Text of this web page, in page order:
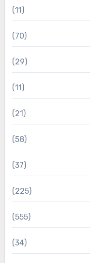
(11)
(70)
(29)
(11)
(21)
(58)
(37)
(225)
(555)
(34)